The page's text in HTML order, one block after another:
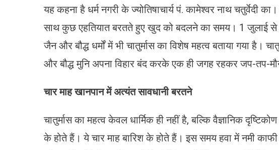
यह कहना है धर्म नगरी के ज्योतिषाचार्य पं. कामेश्वर नाथ चतुर्वेदी
साथ कुछ एहतियात बरतते हुए खुद को बदलने का समय। 1 जुलाई से
जैन और बौद्ध धर्मों में भी चातुर्मास का विशेष महत्व बताया गया है।
और बौद्ध मुनि अपना विहार बंद करके एक ही जगह रहकर जप-तप-
चार माह खानपान में अत्यंत सावधानी बरतने
चातुर्मास का महत्व केवल धार्मिक ही नहीं है, बल्कि वैज्ञानिक
के होते हैं। ये चार माह बारिश के होते हैं। इस समय हवा में नमी